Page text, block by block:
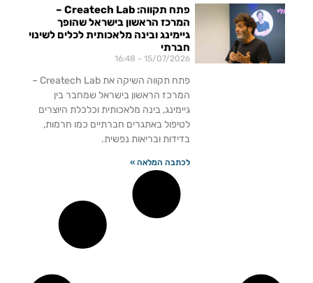
פתח תקווה: Createch Lab –
המרכז הראשון בישראל שהופך
גיימינג ובינה מלאכותית לכלים לשינוי
חברתי
15/07/2026
פתח תקווה השיקה את Createch Lab –
המרכז הראשון בישראל שמחבר בין
גיימינג, בינה מלאכותית וכלכלת היוצרים
לטיפול באתגרים חברתיים כמו חרמות,
בדידות ובריאות נפשית.
לכתבה המלאה »